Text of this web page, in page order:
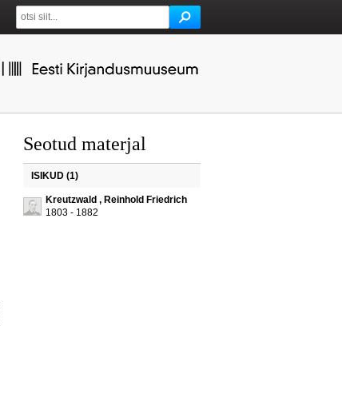
Seotud materjal
ISIKUD (1)
Kreutzwald , Reinhold Friedrich
1803 - 1882